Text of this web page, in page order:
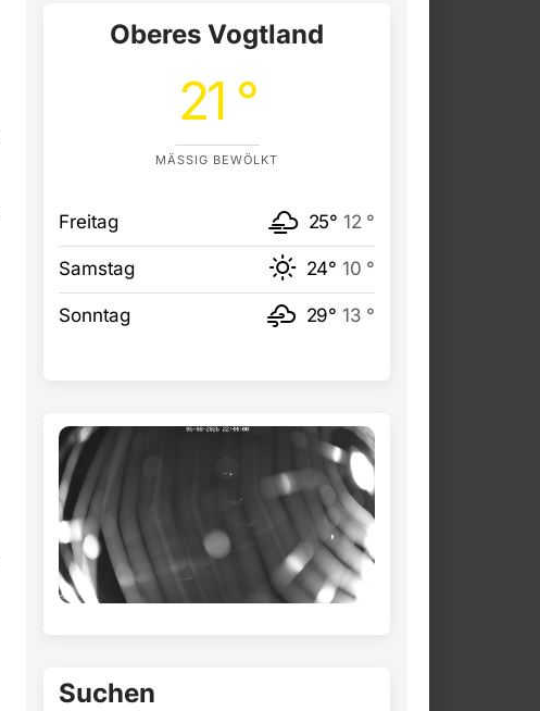
Oberes Vogtland
21 °
MÄSSIG BEWÖLKT
Freitag 25° 12 °
Samstag 24° 10 °
Sonntag 29° 13 °
Suchen